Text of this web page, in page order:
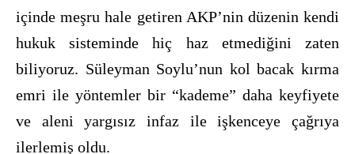
içinde meşru hale getiren AKP’nin düzenin kendi
hukuk sisteminde hiç haz etmediğini zaten
biliyoruz. Süleyman Soylu’nun kol bacak kırma
emri ile yöntemler bir “kademe” daha keyfiyete
ve aleni yargısız infaz ile işkenceye çağrıya
ilerlemiş oldu.